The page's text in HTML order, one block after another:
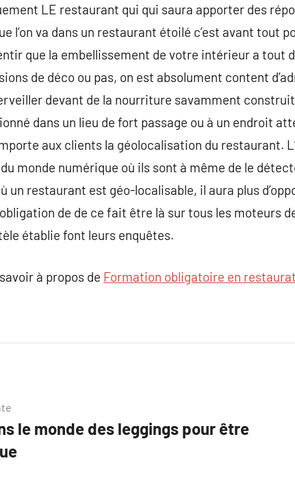
LE restaurant qui qui saura apporter des
l’on va dans un restaurant étoilé c’est avant tout
que la embellissement de votre intérieur a tout
de déco ou pas, on est absolument content
devant de la nourriture savamment
dans un lieu de fort passage ou à un endroit
aux clients la géolocalisation du restaurant.
monde numérique où ils sont à même de le
un restaurant est géo-localisable, il aura plus
de de ce fait être là sur tous les moteurs
établie font leurs enquêtes.
à propos de Formation obligatoire en
le monde des leggings pour être